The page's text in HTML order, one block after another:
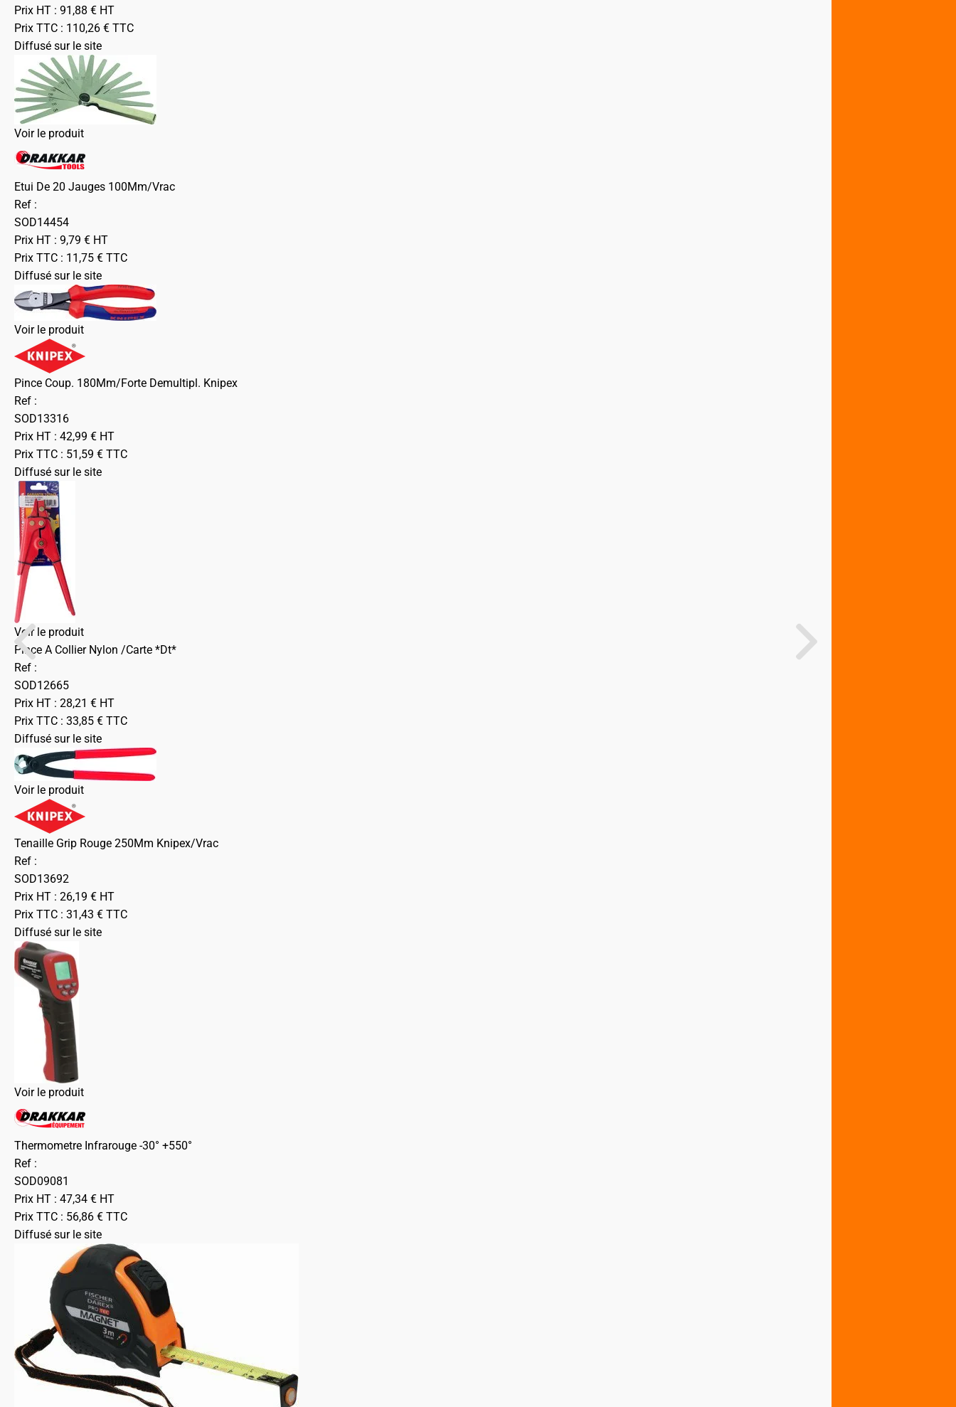
Prix HT : 91,88 € HT
Prix TTC : 110,26 € TTC
Diffusé sur le site
Voir le produit
Etui De 20 Jauges 100Mm/Vrac
Ref :
SOD14454
Prix HT : 9,79 € HT
Prix TTC : 11,75 € TTC
Diffusé sur le site
Voir le produit
Pince Coup. 180Mm/Forte Demultipl. Knipex
Ref :
SOD13316
Prix HT : 42,99 € HT
Prix TTC : 51,59 € TTC
Diffusé sur le site
Voir le produit
Pince A Collier Nylon /Carte *Dt*
Ref :
SOD12665
Prix HT : 28,21 € HT
Prix TTC : 33,85 € TTC
Diffusé sur le site
Voir le produit
Tenaille Grip Rouge 250Mm Knipex/Vrac
Ref :
SOD13692
Prix HT : 26,19 € HT
Prix TTC : 31,43 € TTC
Diffusé sur le site
Voir le produit
Thermometre Infrarouge -30° +550°
Ref :
SOD09081
Prix HT : 47,34 € HT
Prix TTC : 56,86 € TTC
Diffusé sur le site